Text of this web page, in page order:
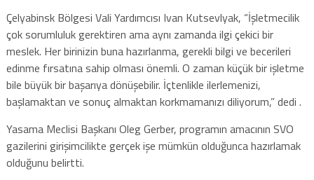
Çelyabinsk Bölgesi Vali Yardımcısı Ivan Kutsevlyak, “İşletmecilik
çok sorumluluk gerektiren ama aynı zamanda ilgi çekici bir
meslek. Her birinizin buna hazırlanma, gerekli bilgi ve becerileri
edinme fırsatına sahip olması önemli. O zaman küçük bir işletme
bile büyük bir başarıya dönüşebilir. İçtenlikle ilerlemenizi,
başlamaktan ve sonuç almaktan korkmamanızı diliyorum,” dedi .
Yasama Meclisi Başkanı Oleg Gerber, programın amacının SVO
gazilerini girişimcilikte gerçek işe mümkün olduğunca hazırlamak
olduğunu belirtti.